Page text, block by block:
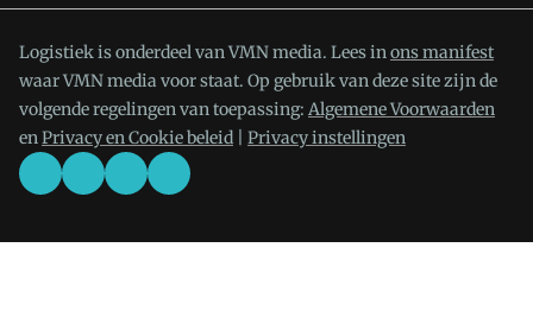
Logistiek is onderdeel van VMN media. Lees inons manifest
waar VMN media voor staat. Op gebruik van deze site zijn de
volgende regelingen van toepassing: Algemene Voorwaarden
enPrivacy en Cookie beleid Privacy instellingen